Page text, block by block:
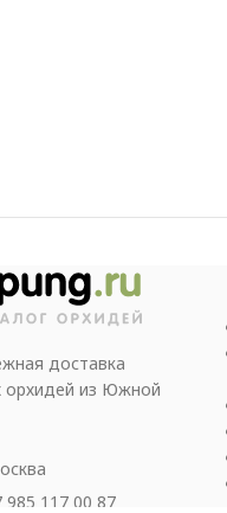
доставка
орхидей из Южной
117 00 87